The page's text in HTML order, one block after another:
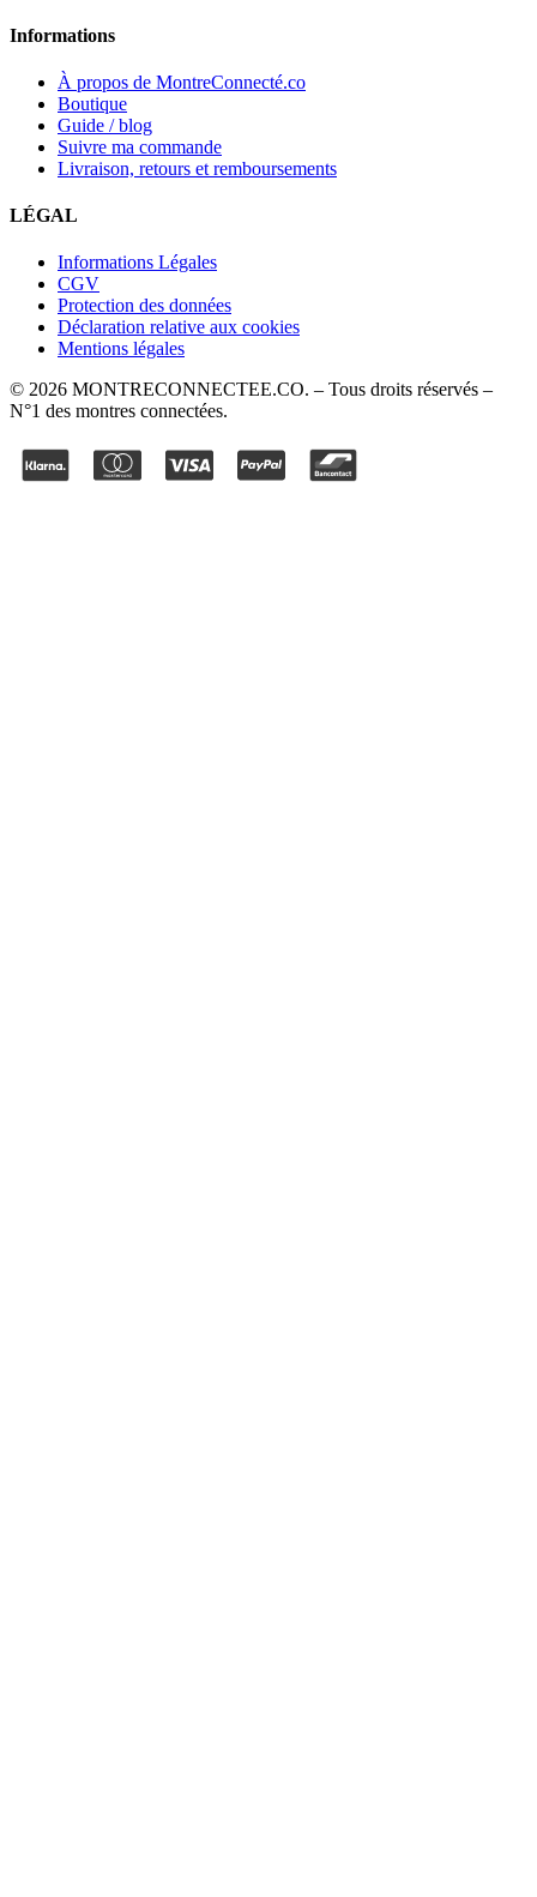
Informations
À propos de MontreConnecté.co
Boutique
Guide / blog
Suivre ma commande
Livraison, retours et remboursements
LÉGAL
Informations Légales
CGV
Protection des données
Déclaration relative aux cookies
Mentions légales
© 2026 MONTRECONNECTEE.CO. – Tous droits réservés –
N°1 des montres connectées.